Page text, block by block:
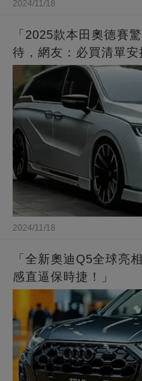
2024/11/18
「2025款本田奧德賽
待，網友：必買清單安
2024/11/18
「全新奧迪Q5全球亮
感直逼保時捷！」